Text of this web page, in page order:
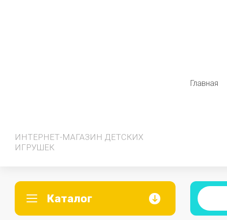
ИНТЕРНЕТ-МАГАЗИН ДЕТСКИХ
ИГРУШЕК
Главная
Каталог